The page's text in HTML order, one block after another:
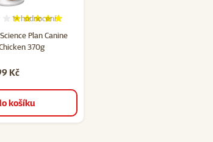
Plan Canine
370g
Hodnocení 100%, počet hodnocení: 1
1×hodnocení
Kč
košíku